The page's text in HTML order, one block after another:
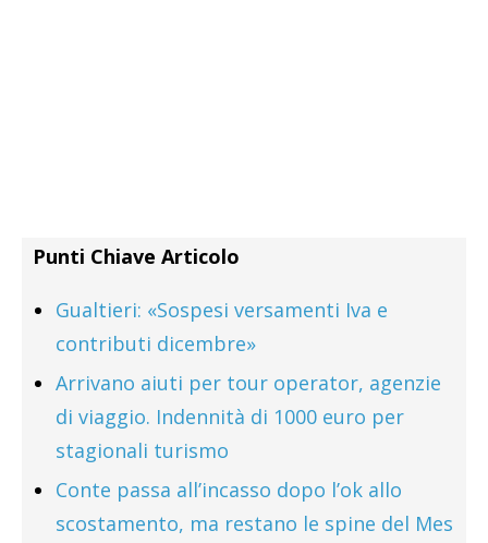
Punti Chiave Articolo
Gualtieri: «Sospesi versamenti Iva e
contributi dicembre»
Arrivano aiuti per tour operator, agenzie
di viaggio. Indennità di 1000 euro per
stagionali turismo
Conte passa all’incasso dopo l’ok allo
scostamento, ma restano le spine del Mes